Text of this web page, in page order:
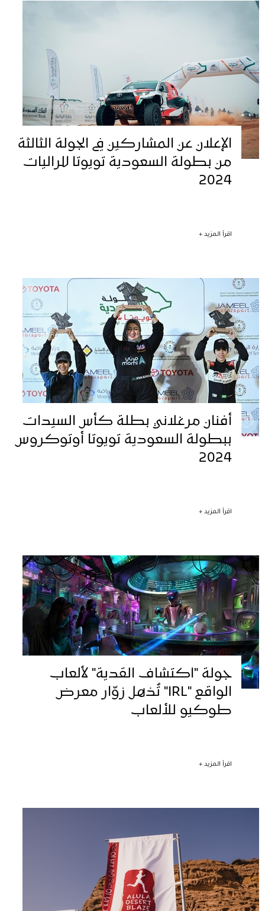
الإعلان عن المشاركين في الجولة الثالثة
من بطولة السعودية تويوتا للراليات
2024
اقرأ المزيد +
أفنان مرغلاني بطلة كأس السيدات
ببطولة السعودية تويوتا أوتوكروس
2024
اقرأ المزيد +
جولة "اكتشاف القدية" لألعاب
الواقع "IRL" تُذهل زوّار معرض
طوكيو للألعاب
اقرأ المزيد +